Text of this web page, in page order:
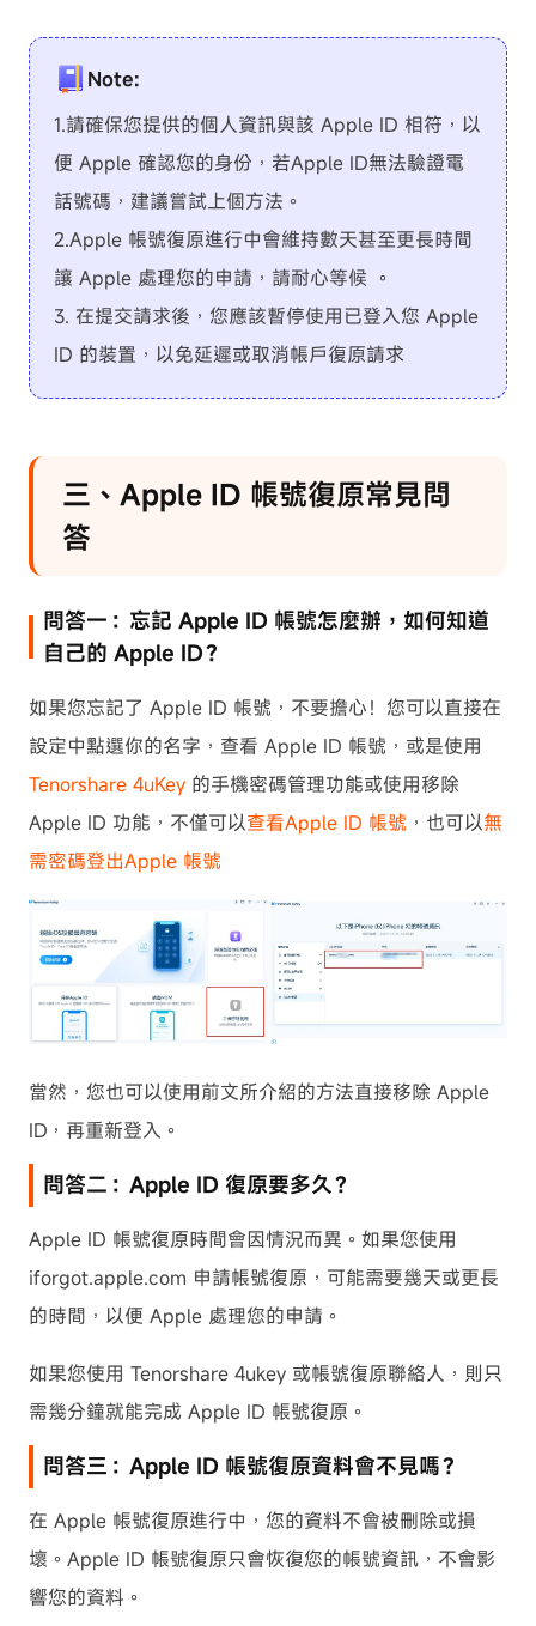
Note:
1.請確保您提供的個人資訊與該 Apple ID 相符，以
便 Apple 確認您的身份，若Apple ID無法驗證電
話號碼，建議嘗試上個方法。
2.Apple 帳號復原進行中會維持數天甚至更長時間
讓 Apple 處理您的申請，請耐心等候 。
3. 在提交請求後，您應該暫停使用已登入您 Apple
ID 的裝置，以免延遲或取消帳戶復原請求
三、Apple ID 帳號復原常見問
答
問答一：忘記 Apple ID 帳號怎麼辦，如何知道
自己的 Apple ID？
如果您忘記了 Apple ID 帳號，不要擔心！您可以直接在
設定中點選你的名字，查看 Apple ID 帳號，或是使用
Tenorshare 4uKey 的手機密碼管理功能或使用移除
Apple ID 功能，不僅可以查看Apple ID 帳號 ，也可以無
需密碼登出Apple 帳號
當然，您也可以使用前文所介紹的方法直接移除 Apple
ID，再重新登入。
問答二：Apple ID 復原要多久？
Apple ID 帳號復原時間會因情況而異。如果您使用
iforgot.apple.com 申請帳號復原，可能需要幾天或更長
的時間，以便 Apple 處理您的申請。
如果您使用 Tenorshare 4ukey 或帳號復原聯絡人，則只
需幾分鐘就能完成 Apple ID 帳號復原。
問答三：Apple ID 帳號復原資料會不見嗎？
在 Apple 帳號復原進行中，您的資料不會被刪除或損
壞。Apple ID 帳號復原只會恢復您的帳號資訊，不會影
響您的資料。